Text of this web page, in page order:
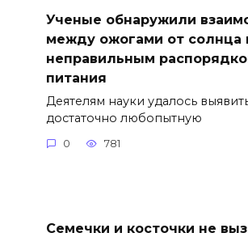
Ученые обнаружили
между ожогами от солнца
неправильным
питания
Деятелям науки удалось
достаточно любопытную
0 781
Семечки и косточки не